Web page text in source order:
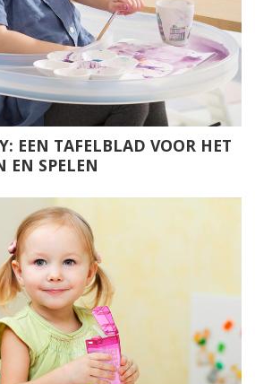
EEN TAFELBLAD VOOR HET
EN SPELEN